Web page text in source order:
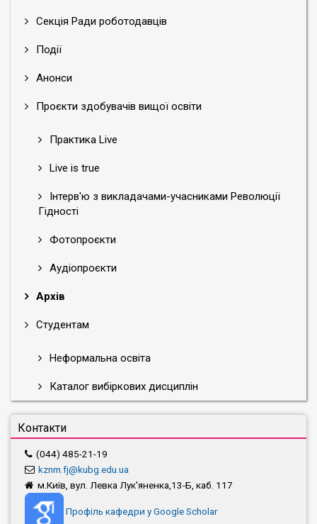
Секція Ради роботодавців
Події
Анонси
Проєкти здобувачів вищої освіти
Практика Live
Live is true
Інтерв'ю з викладачами-учасниками Революції
Гідності
Фотопроєкти
Аудіопроєкти
Архів
Студентам
Неформальна освіта
Каталог вибіркових дисциплін
Контакти
(044) 485-21-19
kznm.fj@kubg.edu.ua
м.Київ, вул. Левка Лук'яненка,13-Б, каб. 117
Профіль кафедри у Google Scholar